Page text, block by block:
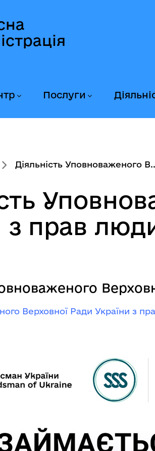
Послуги
Діяльність Уповноваженого
з прав
Верховної Ради України з